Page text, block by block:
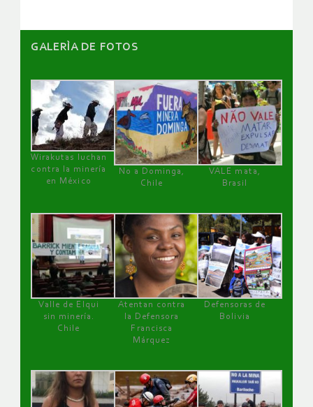
GALERÌA DE FOTOS
Wirakutas luchan
contra la minería
en México
No a Dominga,
Chile
VALE mata,
Brasil
Valle de Elqui
sin minería.
Chile
Atentan contra
la Defensora
Francisca
Márquez
Defensoras de
Bolivia